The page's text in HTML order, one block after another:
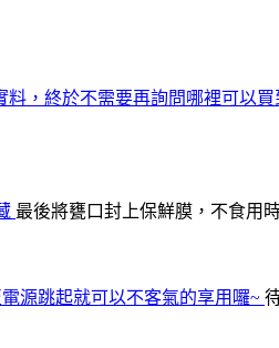
最後將甕口封上保鮮膜，不食用